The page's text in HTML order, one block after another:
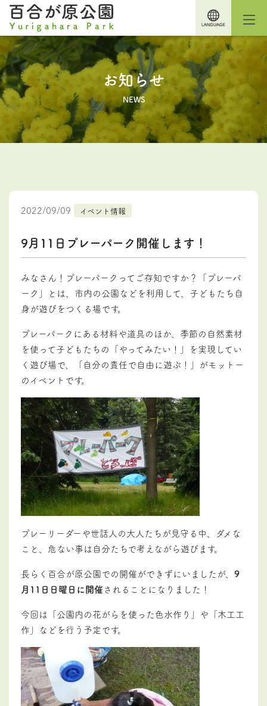
お知らせ
NEWS
2022/09/09 イベント情報
9月11日プレーパーク開催します！
みなさん！プレーパークってご存知ですか？「プレーパ
ーク」とは、市内の公園などを利用して、子どもたち自
身が遊びをつくる場です。
プレーパークにある材料や道具のほか、季節の自然素材
を使って子どもたちの「やってみたい！」を実現してい
く遊び場で、「自分の責任で自由に遊ぶ！」がモットー
のイベントです。
プレーリーダーや世話人の大人たちが見守る中、ダメな
こと、危ない事は自分たちで考えながら遊びます。
長らく百合が原公園での開催ができずにいましたが、 9
月11日日曜日に開催されることになりました！
今回は「公園内の花がらを使った色水作り」や「木工工
作」などを行う予定です。